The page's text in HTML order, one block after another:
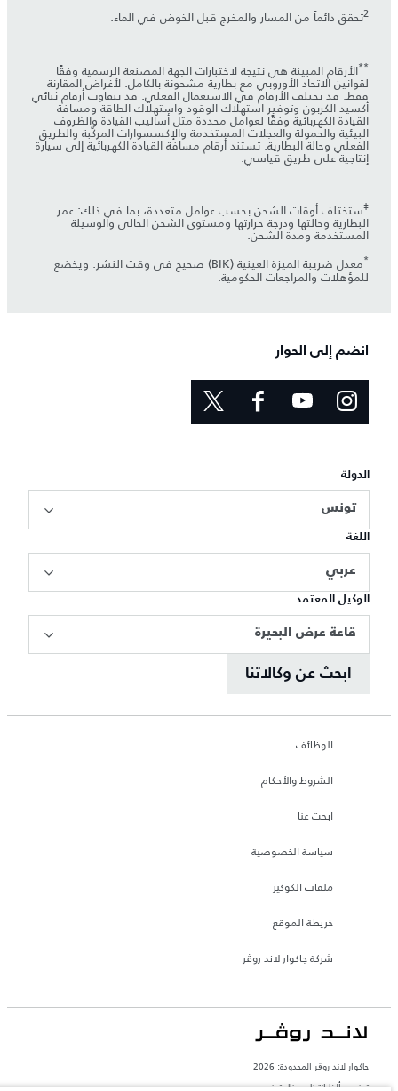
2تحقق دائماً من المسار والمخرج قبل الخوض في الماء.
**الأرقام المبينة هي نتيجة لاختبارات الجهة المصنعة الرسمية وفقًا
لقوانين الاتحاد الأوروبي مع بطارية مشحونة بالكامل. لأغراض المقارنة
فقط. قد تختلف الأرقام في الاستعمال الفعلي. قد تتفاوت أرقام ثنائي
أكسيد الكربون وتوفير استهلاك الوقود واستهلاك الطاقة ومسافة
القيادة الكهربائية وفقًا لعوامل محددة مثل أساليب القيادة والظروف
البيئية والحمولة والعجلات المستخدمة والإكسسوارات المركّبة والطريق
الفعلي وحالة البطارية. تستند أرقام مسافة القيادة الكهربائية إلى سيارة
إنتاجية على طريق قياسي.
‡ستختلف أوقات الشحن بحسب عوامل متعددة، بما في ذلك: عمر
البطارية وحالتها ودرجة حرارتها ومستوى الشحن الحالي والوسيلة
المستخدمة ومدة الشحن.
* معدل ضريبة الميزة العينية (BIK) صحيح في وقت النشر. ويخضع
للمؤهلات والمراجعات الحكومية.
انضم إلى الحوار
الدولة
تونس
اللغة
عربي
الوكيل المعتمد
قاعة عرض البحيرة
ابحث عن وكالاتنا
الوظائف
الشروط والأحكام
ابحث عنا
سياسة الخصوصية
ملفات الكوكيز
خريطة الموقع
شركة جاكوار لاند روڤر
جاكوار لاند روڨر المحدودة: 2026
تونس, ألفا انترناسيونال تونس